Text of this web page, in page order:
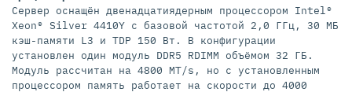
Сервер оснащён двенадцатиядерным процессором Intel®
Xeon® Silver 4410Y с базовой частотой 2,0 ГГц, 30 МБ
кэш-памяти L3 и TDP 150 Вт. В конфигурации
установлен один модуль DDR5 RDIMM объёмом 32 ГБ.
Модуль рассчитан на 4800 MT/s, но с установленным
процессором память работает на скорости до 4000